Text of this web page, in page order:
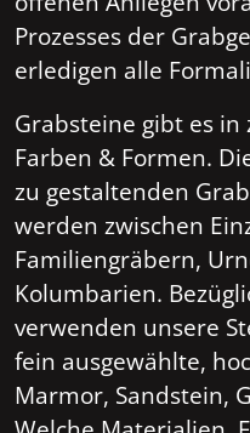
Prozesses der
erledigen alle
Grabsteine gibt es
Farben & Formen.
zu gestaltenden
werden zwischen
Familiengräbern,
Kolumbarien.
verwenden unsere
fein ausgewählte,
Marmor, Sandstein,